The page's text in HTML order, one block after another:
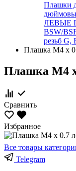
Плашки
ЛЕВЫЕ
BSW/
резьб G,
Плашка М4 х
Плашка М4
Сравнить
Избранное
Все товары
Telegram